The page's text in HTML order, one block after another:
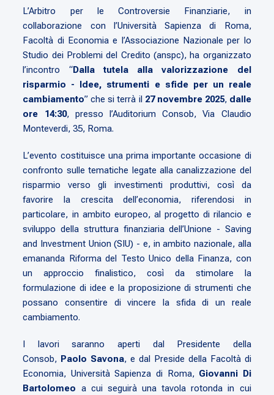
L’Arbitro per le Controversie Finanziarie, in
collaborazione con l’Università Sapienza di Roma,
Facoltà di Economia e l’Associazione Nazionale per lo
Studio dei Problemi del Credito (anspc), ha organizzato
l’incontro “Dalla tutela alla valorizzazione del
risparmio - Idee, strumenti e sfide per un reale
cambiamento” che si terrà il 27 novembre 2025, dalle
ore 14:30, presso l’Auditorium Consob, Via Claudio
Monteverdi, 35, Roma.
L’evento costituisce una prima importante occasione di
confronto sulle tematiche legate alla canalizzazione del
risparmio verso gli investimenti produttivi, così da
favorire la crescita dell’economia, riferendosi in
particolare, in ambito europeo, al progetto di rilancio e
sviluppo della struttura finanziaria dell’Unione - Saving
and Investment Union (SIU) - e, in ambito nazionale, alla
emananda Riforma del Testo Unico della Finanza, con
un approccio finalistico, così da stimolare la
formulazione di idee e la proposizione di strumenti che
possano consentire di vincere la sfida di un reale
cambiamento.
I lavori saranno aperti dal Presidente della
Consob, Paolo Savona, e dal Preside della Facoltà di
Economia, Università Sapienza di Roma, Giovanni Di
Bartolomeo a cui seguirà una tavola rotonda in cui